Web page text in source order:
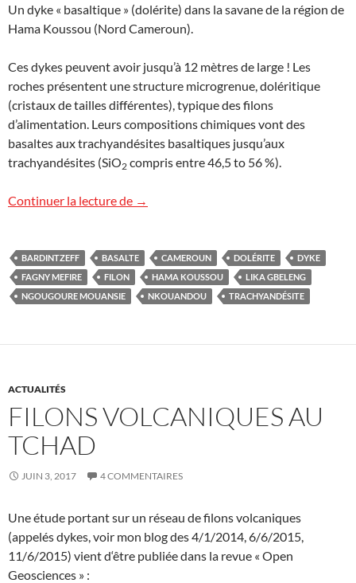
Un dyke « basaltique » (dolérite) dans la savane de la région de
Hama Koussou (Nord Cameroun).
Ces dykes peuvent avoir jusqu’à 12 mètres de large ! Les
roches présentent une structure microgrenue, doléritique
(cristaux de tailles différentes), typique des filons
d’alimentation. Leurs compositions chimiques vont des
basaltes aux trachyandésites basaltiques jusqu’aux
trachyandésites (SiO2 compris entre 46,5 to 56 %).
Continuer la lecture de Filons volcaniques à Hama Koussou,
→
BARDINTZEFF BASALTE CAMEROUN DOLÉRITE
DYKE
FAGNY MEFIRE
FILON HAMA KOUSSOU
LIKA GBELENG
NGOUGOURE MOUANSIE
NKOUANDOU TRACHYANDÉSITE
ACTUALITÉS
FILONS VOLCANIQUES AU
TCHAD
JUIN 3, 2017 4 COMMENTAIRES
Une étude portant sur un réseau de filons volcaniques
(appelés dykes, voir mon blog des 4/1/2014, 6/6/2015,
11/6/2015) vient d‘être publiée dans la revue « Open
Geosciences » :